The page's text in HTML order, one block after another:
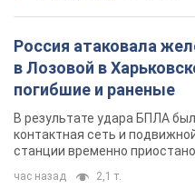
Россия атаковала
в Лозовой в
погибшие и раненые
В результате удара БПЛА
контактная сеть и
станции временно
час назад 2,1 т.